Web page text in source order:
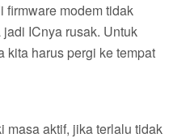
firmware modem tidak
ICnya rusak. Untuk
kita harus pergi ke tempat
masa aktif, jika terlalu tidak